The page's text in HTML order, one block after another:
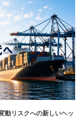
動リスクへの新しいヘッ